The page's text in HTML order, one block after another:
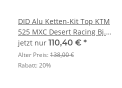
DID Alu Ketten-Kit Top KTM
525 MXC Desert Racing Bj.
05
jetzt nur 110,40 € *
Alter Preis:138,00 €
Rabatt:20%